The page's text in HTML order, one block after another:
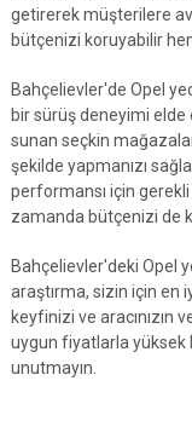
getirerek müşterilere
bütçenizi koruyabilir
Bahçelievler'de Opel
bir sürüş deneyimi
sunan seçkin mağazalar,
şekilde yapmanızı
performansı için
zamanda bütçenizi de
Bahçelievler'deki Opel
araştırma, sizin için en
keyfinizi ve aracınızın
uygun fiyatlarla yüksek
unutmayın.